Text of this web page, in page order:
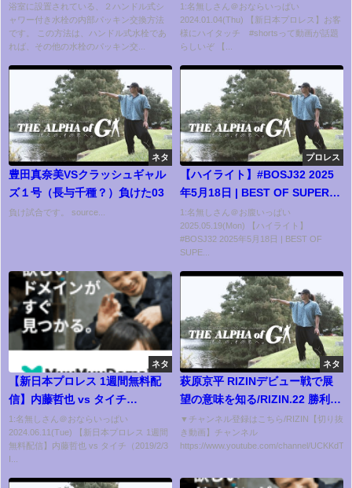
浴室に設置されている、２ハンドル式シ
ャワー付き水栓の内部パッキン交換方法
です。 この方法は、ハンドル式水栓であ
れば、その他の水栓のパッキン交...
1:名無しさん＠おならいっぱい
2024.01.04(Thu) 【新日本プロレス】お客
様にハイタッチ #shortsって動画が話題
らしいぞ 【...
ネタ
豊田真奈美VSクラッシュギャル
ズ１号（長与千種？）負けた03
負け試合です。 source...
プロレス
【ハイライト】#BOSJ32 2025
年5月18日 | BEST OF SUPER
Jr.32 Day6 HIGHLIGHT｜
5/18/25
1:名無しさん＠お腹いっぱい
2025.05.19(Mon) 【ハイライト】
#BOSJ32 2025年5月18日 | BEST OF
SUPE...
ネタ
【新日本プロレス 1週間無料配
信】内藤哲也 vs タイチ
（2019/2/3 IWGPインターコン
チネンタル選手権試合）【NJPW
Free Match】
1:名無しさん＠おならいっぱい
2024.06.11(Tue) 【新日本プロレス 1週間
無料配信】内藤哲也 vs タイチ（2019/2/3
I...
ネタ
萩原京平 RIZINデビュー戦で展
望の意味を知る/RIZIN.22 勝利後
のインタビュー
▼チャンネル登録はこちら/RIZIN【切り抜
き動画】チャンネル
https://www.youtube.com/channel/UCKKdT...